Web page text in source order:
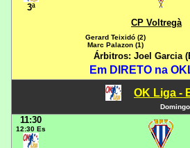
3ª
CP Voltregà
Gerard Teixidó (2)
Marc Palazon (1)
Árbitros: Joel Garcia
Em DIRETO na
OK Liga -
11:30
12:30 Es